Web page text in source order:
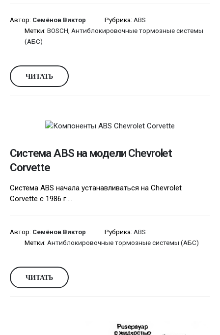
Автор: Семёнов Виктор Рубрика: ABS
Метки: BOSCH Антиблокировочные тормозные системы
(АБС)
ЧИТАТЬ
Система ABS на модели Chevrolet
Corvette
Система ABS начала устанавливаться на Chevrolet
Corvette с 1986 г....
Автор: Семёнов Виктор Рубрика: ABS
Метки: Антиблокировочные тормозные системы (АБС)
ЧИТАТЬ